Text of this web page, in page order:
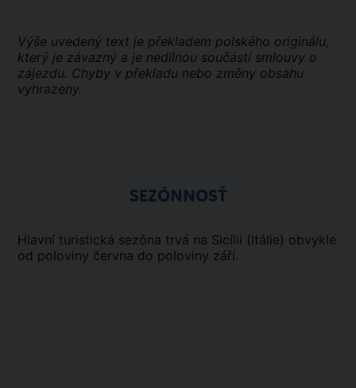
Výše uvedený text je překladem polského originálu,
který je závazný a je nedílnou součástí smlouvy o
zájezdu. Chyby v překladu nebo změny obsahu
vyhrazeny.
SEZÓNNOSŤ
Hlavní turistická sezóna trvá na Sicílii (Itálie) obvykle
od poloviny června do poloviny září.